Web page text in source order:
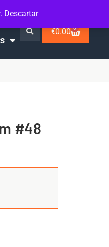
Descartar
€0.00 0
#48